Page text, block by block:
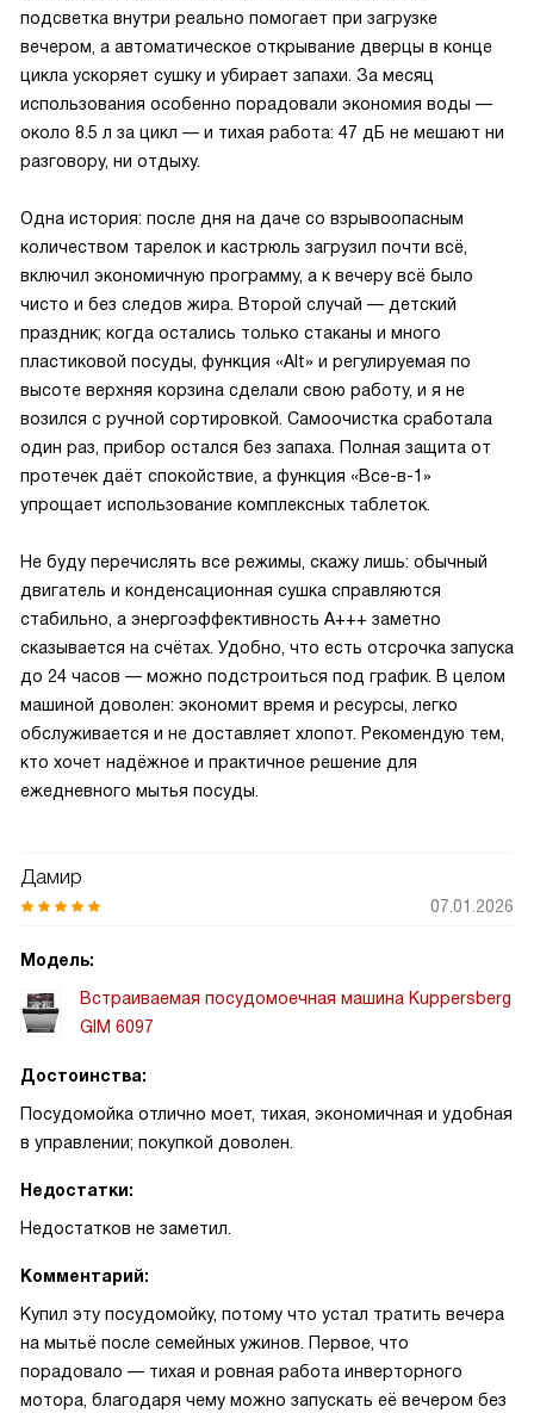
подсветка внутри реально помогает при загрузке
вечером, а автоматическое открывание дверцы в конце
цикла ускоряет сушку и убирает запахи. За месяц
использования особенно порадовали экономия воды —
около 8.5 л за цикл — и тихая работа: 47 дБ не мешают ни
разговору, ни отдыху.
Одна история: после дня на даче со взрывоопасным
количеством тарелок и кастрюль загрузил почти всё,
включил экономичную программу, а к вечеру всё было
чисто и без следов жира. Второй случай — детский
праздник; когда остались только стаканы и много
пластиковой посуды, функция «Alt» и регулируемая по
высоте верхняя корзина сделали свою работу, и я не
возился с ручной сортировкой. Самоочистка сработала
один раз, прибор остался без запаха. Полная защита от
протечек даёт спокойствие, а функция «Все-в-1»
упрощает использование комплексных таблеток.
Не буду перечислять все режимы, скажу лишь: обычный
двигатель и конденсационная сушка справляются
стабильно, а энергоэффективность A+++ заметно
сказывается на счётах. Удобно, что есть отсрочка запуска
до 24 часов — можно подстроиться под график. В целом
машиной доволен: экономит время и ресурсы, легко
обслуживается и не доставляет хлопот. Рекомендую тем,
кто хочет надёжное и практичное решение для
ежедневного мытья посуды.
Дамир
07.01.2026
Модель:
Встраиваемая посудомоечная машина Kuppersberg
GIM 6097
Достоинства:
Посудомойка отлично моет, тихая, экономичная и удобная
в управлении; покупкой доволен.
Недостатки:
Недостатков не заметил.
Комментарий:
Купил эту посудомойку, потому что устал тратить вечера
на мытьё после семейных ужинов. Первое, что
порадовало — тихая и ровная работа инверторного
мотора, благодаря чему можно запускать её вечером без